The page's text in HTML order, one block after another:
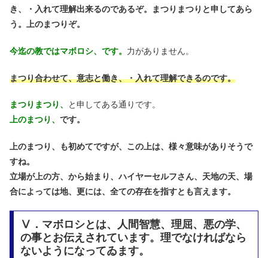
き、・入れて理解出来るのであるぞ。まつりまつりと申してあら
う。上のまつりぞ。
今迄の教ではマボロシ、です。 力がありません。
まつり合わせて、意志と働き、・入れて理解できるのです。
まつりまつり、
と申してある通りです。
上のまつり、 です。
上のまつり、も初めてですが、この上は、様々意味がありそうで
すね。
立場が上の方、から始まり、ハイヤーセルフさん、天地の天、場
合によっては地、 更には、全ての存在を指すとも言えます。
Ⅴ．マボロシとは、人間智慧、理屈、悪の学、
の事とお伝えされています。理でなければなら
ないようになってゐます。